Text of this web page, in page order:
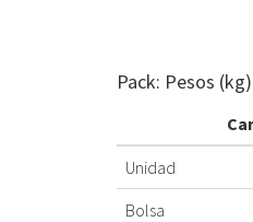
Pack: Pesos
Unidad
Bolsa